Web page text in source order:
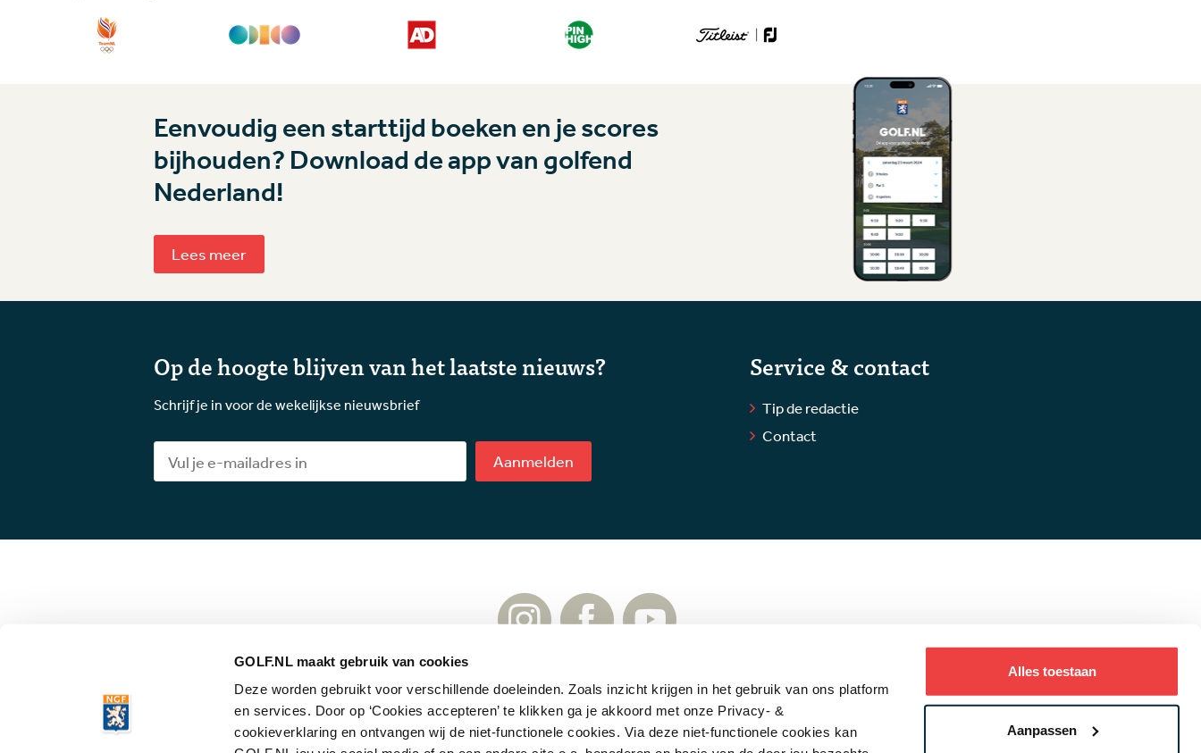
GOLF.NL maakt gebruik van cookies
Deze worden gebruikt voor verschillende doeleinden. Zoals inzicht krijgen in het gebruik van ons platform
en services. Door op ‘Cookies accepteren’ te klikken ga je akkoord met onze Privacy- &
cookieverklaring en ontvangen wij de niet-functionele cookies. Via deze niet-functionele cookies kan
Alles toestaan
Aanpassen
Eenvoudig een starttijd boeken en je scores
bijhouden? Download de app van golfend
Nederland!
Lees meer
Op de hoogte blijven van het laatste nieuws?
Schrijf je in voor de wekelijkse nieuwsbrief
Aanmelden
Service & contact
Tip de redactie
Contact
© 2026 Golf.nl Contact Cookies Copyrights Disclaimer Privacystatement